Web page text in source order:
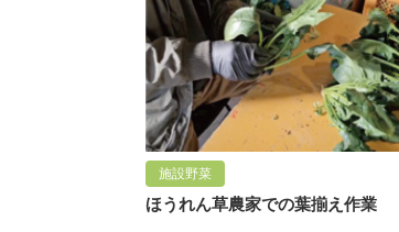
施設野菜
ほうれん草農家での葉揃え作業